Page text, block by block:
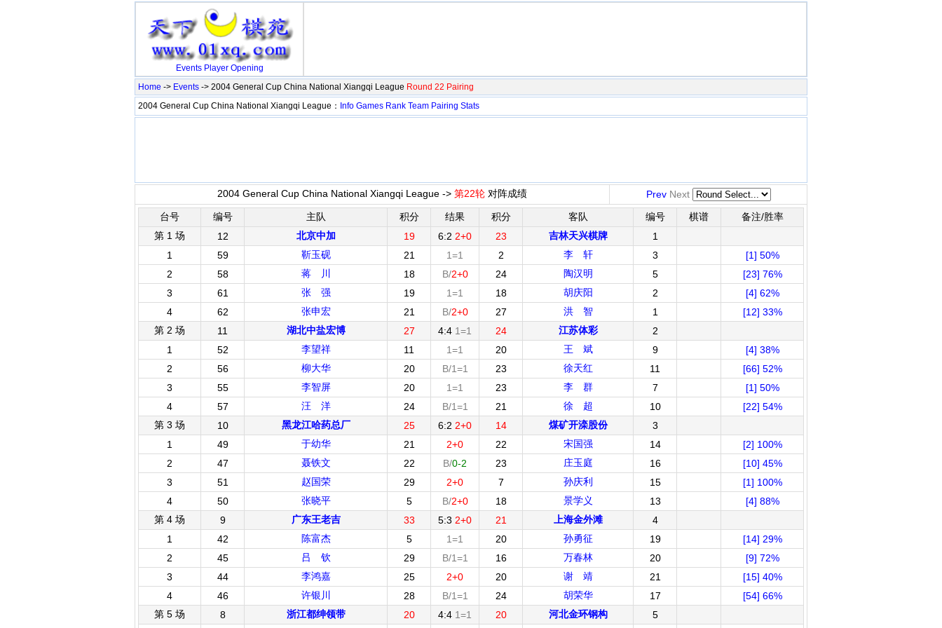
Events Player Opening
Home -> Events -> 2004 General Cup China National Xiangqi League Round 22 Pairing
2004 General Cup China National Xiangqi League： Info Games Rank Team Pairing Stats
2004 General Cup China National Xiangqi League -> 第22轮 对阵成绩 Prev Next
台号
编号 主队 积分 结果 积分 客队 编号 棋谱
备注/胜率
第 1 场
12 北京中加 19 6:2 2+0 23 吉林天兴棋牌
1
1
59 靳玉砚 21 1=1 2 李 轩 3
[1] 50%
2
58 蒋 川 18 B/2+0 24 陶汉明 5
[23] 76%
3
61 张 强 19 1=1 18 胡庆阳 2
[4] 62%
4
62 张申宏 21 B/2+0 27 洪 智 1
[12] 33%
第 2 场
11 湖北中盐宏博 27 4:4 1=1 24 江苏体彩
2
1
52 李望祥 11 1=1 20 王 斌 9
[4] 38%
2
56 柳大华 20 B/1=1 23 徐天红 11
[66] 52%
3
55 李智屏 20 1=1 23 李 群 7
[1] 50%
4
57 汪 洋 24 B/1=1 21 徐 超 10
[22] 54%
第 3 场
10 黑龙江哈药总厂 25 6:2 2+0 14 煤矿开滦股份
3
1
49 于幼华 21 2+0 22 宋国强 14
[2] 100%
2
47 聂铁文 22 B/0-2 23 庄玉庭 16
[10] 45%
3
51 赵国荣 29 2+0 7 孙庆利 15
[1] 100%
4
50 张晓平 5 B/2+0 18 景学义 13
[4] 88%
第 4 场
9 广东王老吉 33 5:3 2+0 21 上海金外滩
4
1
42 陈富杰 5 1=1 20 孙勇征 19
[14] 29%
2
45 吕 钦 29 B/1=1 16 万春林 20
[9] 72%
3
44 李鸿嘉 25 2+0 20 谢 靖 21
[15] 40%
4
46 许银川 28 B/1=1 24 胡荣华 17
[54] 66%
第 5 场
8 浙江都绅领带 20 4:4 1=1 20 河北金环钢构
5